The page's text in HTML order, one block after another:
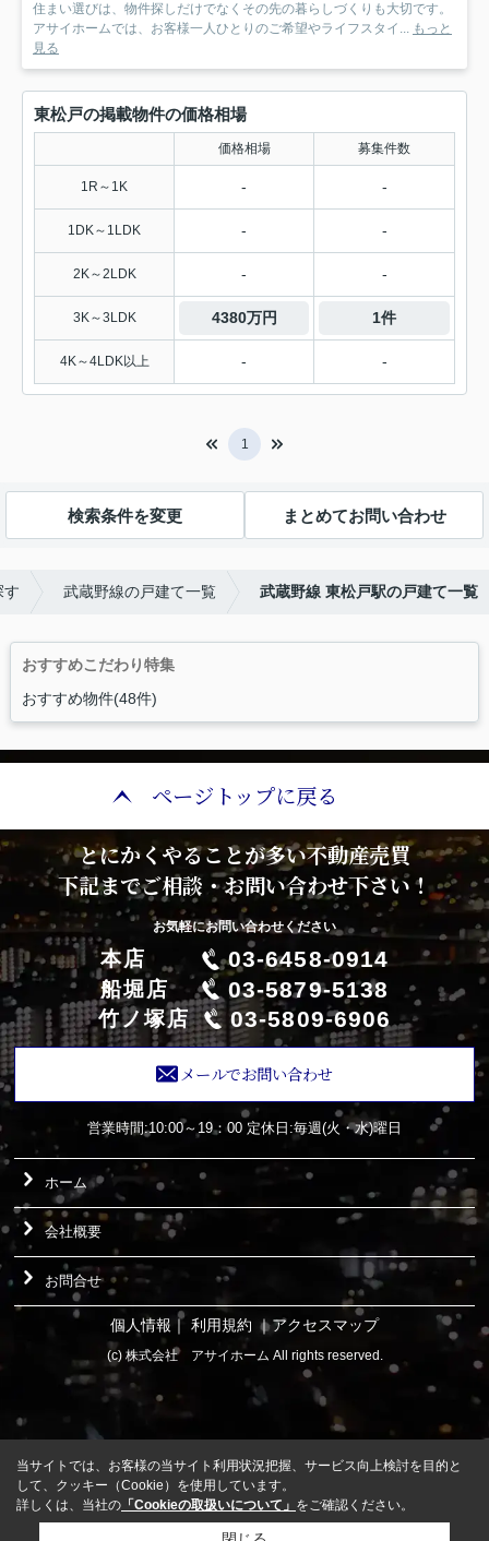
住まい選びは、物件探しだけでなくその先の暮らしづくりも大切です。
アサイホームでは、お客様一人ひとりのご希望やライフスタイ... もっと
見る
東松戸の掲載物件の価格相場
価格相場 募集件数
1R～1K - -
1DK～1LDK - -
2K～2LDK - -
3K～3LDK 4380万円 1件
4K～4LDK以上 - -
1
検索条件を変更 まとめてお問い合わせ
す 武蔵野線の戸建て一覧 武蔵野線 東松戸駅の戸建て一覧
おすすめこだわり特集
おすすめ物件(48件)
ページトップに戻る
とにかくやることが多い不動産売買
下記までご相談・お問い合わせ下さい！
お気軽にお問い合わせください
本店 03-6458-0914
船堀店 03-5879-5138
竹ノ塚店 03-5809-6906
メールでお問い合わせ
営業時間:10:00～19：00 定休日:毎週(火・水)曜日
ホーム
会社概要
お問合せ
個人情報 ｜ 利用規約 ｜アクセスマップ
(c) 株式会社 アサイホーム All rights reserved.
当サイトでは、お客様の当サイト利用状況把握、サービス向上検討を目的と
して、クッキー（Cookie）を使用しています。
詳しくは、当社の 「Cookieの取扱いについて」 をご確認ください。